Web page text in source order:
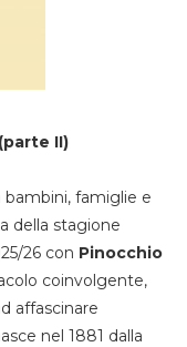
II)
bambini, famiglie e
della stagione
26 con Pinocchio
coinvolgente,
affascinare
nel 1881 dalla